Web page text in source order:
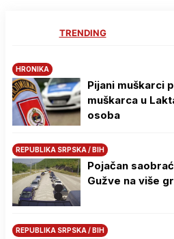
TRENDING
HRONIKA
Pijani muškarci
muškarca u
osoba
REPUBLIKA SRPSKA / BIH
Pojačan
Gužve na više
REPUBLIKA SRPSKA / BIH